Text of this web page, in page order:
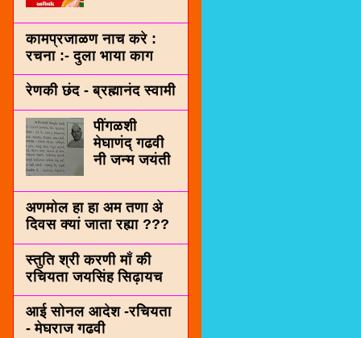
कामप्रजाळण नाच करे :
रचना :- दुला भाया काग
रेणकी छंद - ब्रह्मानंद स्वामी
पींगळशी
मेघाणंद् गढवी
नी जन्म जयंती
अणमोल हा हा अम तणा अे
दिवस क्यां जाता रह्या ???
स्तुति श्री करणी माँ की
रचियता जयसिंह सिढ़ायच
आई सोनल आदेश -रचियता
- मेघराज गढवी